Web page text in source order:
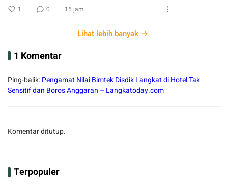
1 0 15 jam
Lihat lebih banyak
1 Komentar
Ping-balik:Pengamat Nilai Bimtek Disdik Langkat di Hotel Tak
Sensitif dan Boros Anggaran – Langkatoday.com
Komentar ditutup.
Terpopuler